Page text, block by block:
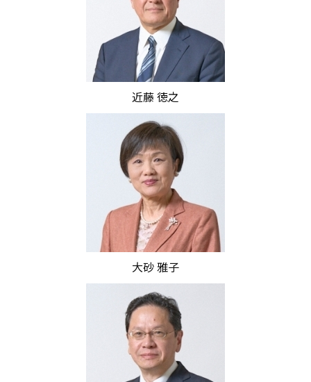
近藤 徳之
大砂 雅子